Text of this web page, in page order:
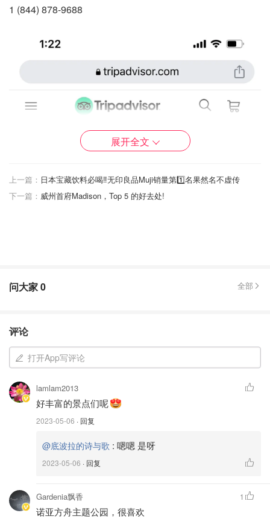
1 (844) 878-9688
第一天：
在辛辛那提可以先去逛一下辛辛那提艺术博物
博物馆介绍
地址：953 Eden Park Dr, Cincinnati, OH 45202
营业时间
展开全文
上一篇： 日本宝藏饮料必喝‼️无印良品Muji销量第1️⃣名果然名不虚传
下一篇： 威州首府Madison，Top 5 的好去处!
问大家0 全部
评论
打开App写评论
lamlam2013
好丰富的景点们呢
2023-05-06 · 回复
@底波拉的诗与歌 : 嗯嗯 是呀
2023-05-06 · 回复
Gardenia飘香
诺亚方舟主题公园，很喜欢
1